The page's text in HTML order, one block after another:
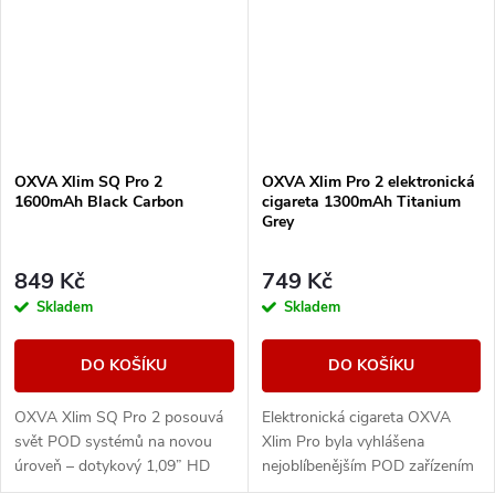
OXVA Xlim SQ Pro 2
1600mAh Black Carbon
849 Kč
Skladem
DO KOŠÍKU
OXVA Xlim SQ Pro 2 posouvá
svět POD systémů na novou
úroveň – dotykový 1,09” HD
OXVA Xlim Pro 2 elektronická
cigareta 1300mAh Titanium
Grey
749 Kč
Skladem
DO KOŠÍKU
Elektronická cigareta OXVA
Xlim Pro byla vyhlášena
nejoblíbenějším POD zařízením